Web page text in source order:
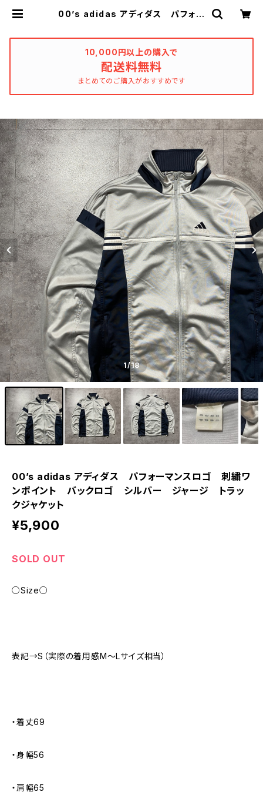
00’s adidas アディダス パフォー
クジャケット | used_clothing_ka
tharsis
10,000円以上の購入で
配送料無料
まとめてのご購入がおすすめです
1/18
00’s adidas アディダス パフォーマンスロゴ 刺繍ワ
ンポイント バックロゴ シルバー ジャージ トラッ
クジャケット
¥5,900
SOLD OUT
○Size○
表記→S（実際の着用感M〜Lサイズ相当）
・着丈69
・身幅56
・肩幅65